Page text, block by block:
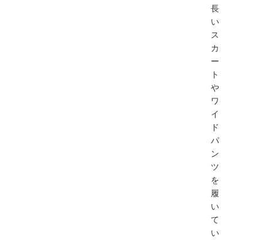
長
い
ス
カ
ー
ト
や
ワ
イ
ド
パ
ン
ツ
を
履
い
て
い